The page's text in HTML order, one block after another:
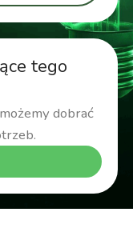
tego
dobrać